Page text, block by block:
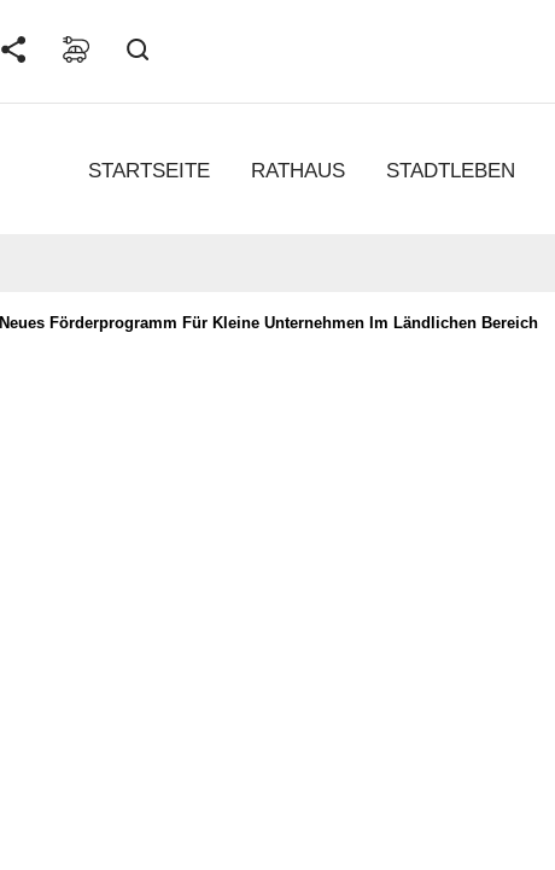
STARTSEITE RATHAUS STADTLEBEN
Neues Förderprogramm Für Kleine Unternehmen Im Ländlichen Bereich